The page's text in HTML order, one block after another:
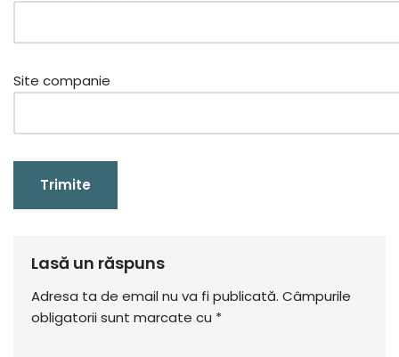
Site companie
Lasă un răspuns
Adresa ta de email nu va fi publicată. Câmpurile
obligatorii sunt marcate cu *